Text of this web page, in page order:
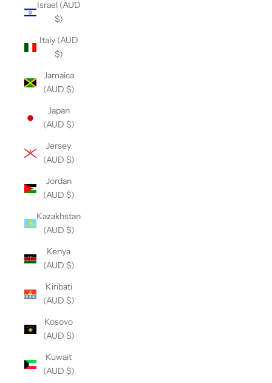
Israel (AUD
$)
Italy (AUD
$)
Jamaica
(AUD $)
Japan
(AUD $)
Jersey
(AUD $)
Jordan
(AUD $)
Kazakhstan
(AUD $)
Kenya
(AUD $)
Kiribati
(AUD $)
Kosovo
(AUD $)
Kuwait
(AUD $)